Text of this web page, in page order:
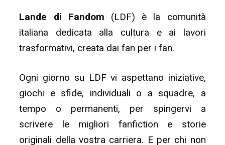
Lande di Fandom (LDF) è la comunità
italiana dedicata alla cultura e ai lavori
trasformativi, creata dai fan per i fan.
Ogni giorno su LDF vi aspettano iniziative,
giochi e sfide, individuali o a squadre, a
tempo o permanenti, per spingervi a
scrivere le migliori fanfiction e storie
originali della vostra carriera. E per chi non